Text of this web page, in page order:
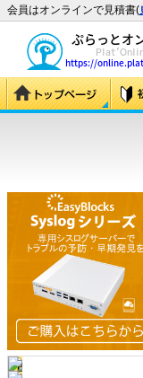
会員はオンラインで見積書(